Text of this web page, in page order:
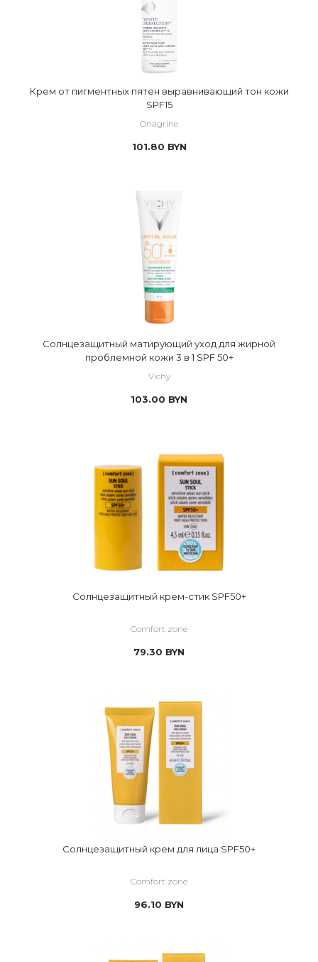
Крем от пигментных пятен выравнивающий тон кожи
SPF15
Onagrine
101.80 BYN
Солнцезащитный матирующий уход для жирной
проблемной кожи 3 в 1 SPF 50+
Vichy
103.00 BYN
Солнцезащитный крем-стик SPF50+
Comfort zone
79.30 BYN
Солнцезащитный крем для лица SPF50+
Comfort zone
96.10 BYN